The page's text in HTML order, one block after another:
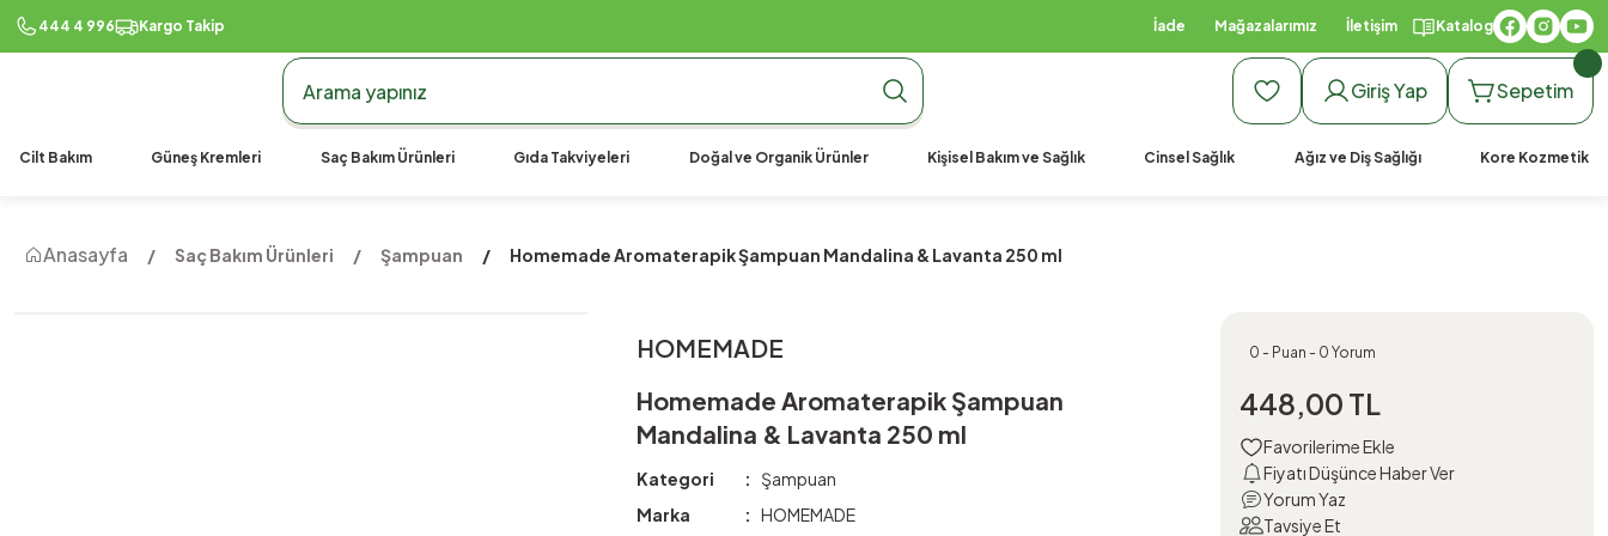
444 4 996 Kargo Takip
990 TL Üzeri Ücretsiz Kargo990 TL Üzeri Ücretsiz Kargo
İade Mağazalarımız İletişim Katalog
Giriş Yap Sepetim
Cilt Bakım Güneş Kremleri Saç Bakım Ürünleri Gıda Takviyeleri Doğal ve Organik Ürünler Kişisel Bakım ve Sağlık Cinsel Sağlık Ağız ve Diş Sağlığı Kore Kozmetik
Anasayfa Saç Bakım Ürünleri Şampuan Homemade Aromaterapik Şampuan Mandalina & Lavanta 250 ml
HOMEMADE
Homemade Aromaterapik Şampuan
Mandalina & Lavanta 250 ml
Kategori
Şampuan
Marka
HOMEMADE
0 - Puan - 0 Yorum
448,00 TL
Fiyatı Düşünce Haber Ver
Yorum Yaz
Tavsiye Et